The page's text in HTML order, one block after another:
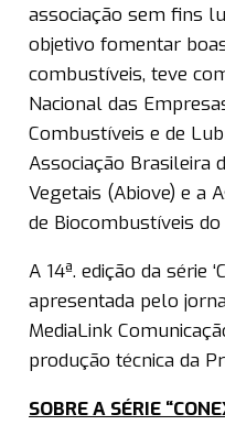
associação sem fins
objetivo fomentar
combustíveis, teve
Nacional das
Combustíveis e de
Associação Brasileira
Vegetais (Abiove) e a
de Biocombustíveis
A 14ª. edição da série
apresentada pelo
MediaLink
produção técnica da
SOBRE A SÉRIE